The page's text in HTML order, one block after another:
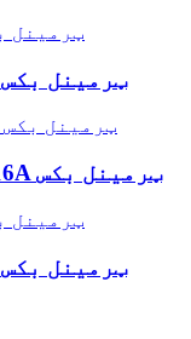
د 8 کورونو ډول OYI-FAT 220 ټرمینل بکس
د ۱۶ کورونو ډول OYI-FAT-H16A ټرمینل بکس
د 8 کورونو ډول OYI-FAT08G ټرمینل بکس